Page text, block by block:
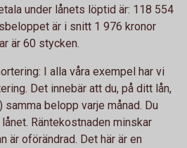
under lånets löptid är: 118 554
är i snitt 1 976 kronor
är 60 stycken.
I alla våra exempel har vi
Det innebär att du, på ditt lån,
samma belopp varje månad. Du
Räntekostnaden minskar
är oförändrad. Det här är en